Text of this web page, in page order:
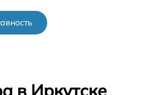
в Иркутске